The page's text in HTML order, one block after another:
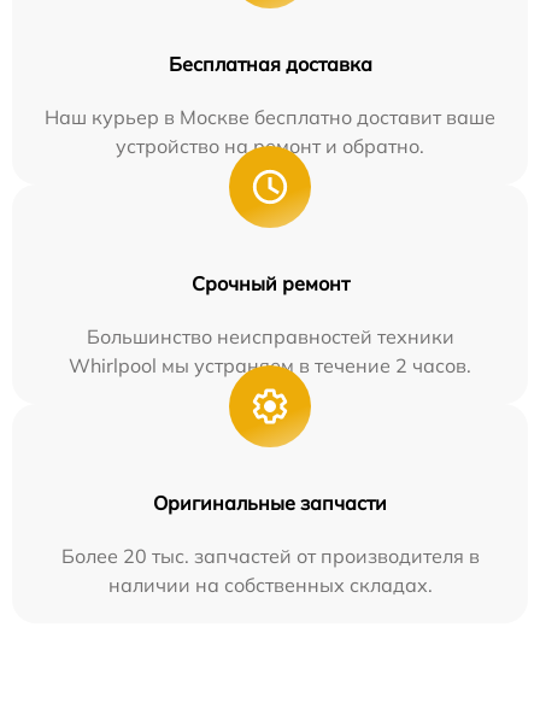
Бесплатная доставка
Наш курьер в Москве бесплатно доставит ваше
устройство на ремонт и обратно.
Срочный ремонт
Большинство неисправностей техники
Whirlpool мы устраняем в течение 2 часов.
Оригинальные запчасти
Более 20 тыс. запчастей от производителя в
наличии на собственных складах.